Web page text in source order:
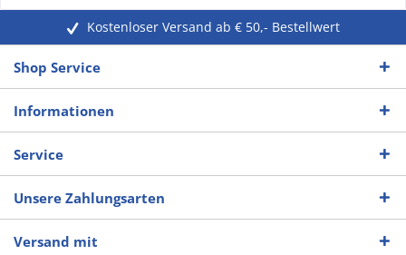
Kostenloser Versand ab € 50,- Bestellwert
Shop Service
Informationen
Service
Unsere Zahlungsarten
Versand mit